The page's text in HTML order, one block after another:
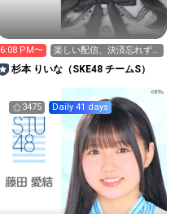
6:08 PM〜
楽しい配信、決済忘れず
に🔥🙍🏻‍♀️👨🏻‍🏭
杉本 りいな（SKE48 チームS）
3475 Daily 41 days